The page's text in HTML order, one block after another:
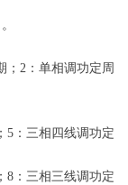
；2：单相调功定周
5：三相四线调功定
8：三相三线调功定